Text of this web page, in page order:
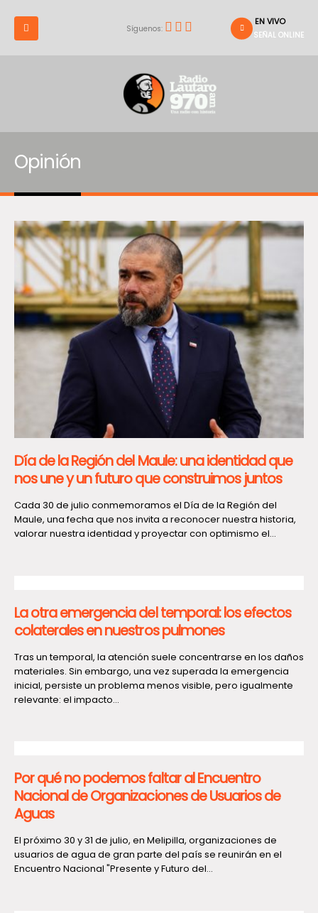
Síguenos:
EN VIVO
SEÑAL ONLINE
Opinión
Día de la Región del Maule: una identidad que
nos une y un futuro que construimos juntos
Cada 30 de julio conmemoramos el Día de la Región del
Maule, una fecha que nos invita a reconocer nuestra historia,
valorar nuestra identidad y proyectar con optimismo el...
La otra emergencia del temporal: los efectos
colaterales en nuestros pulmones
Tras un temporal, la atención suele concentrarse en los daños
materiales. Sin embargo, una vez superada la emergencia
inicial, persiste un problema menos visible, pero igualmente
relevante: el impacto...
Por qué no podemos faltar al Encuentro
Nacional de Organizaciones de Usuarios de
Aguas
El próximo 30 y 31 de julio, en Melipilla, organizaciones de
usuarios de agua de gran parte del país se reunirán en el
Encuentro Nacional "Presente y Futuro del...